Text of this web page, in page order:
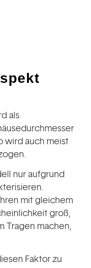
als
wird auch meist
nur aufgrund
mit gleichem
groß,
Tragen machen,
Faktor zu